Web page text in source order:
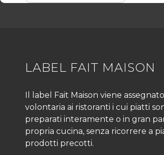
LABEL FAIT MAISON
Il label Fait Maison viene
volontaria ai ristoranti i cui piatti
preparati interamente o in gran
propria cucina, senza ricorrere a
prodotti precotti.